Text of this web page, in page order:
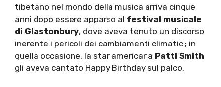
tibetano nel mondo della musica arriva cinque
anni dopo essere apparso al festival musicale
di Glastonbury, dove aveva tenuto un discorso
inerente i pericoli dei cambiamenti climatici; in
quella occasione, la star americana Patti Smith
gli aveva cantato Happy Birthday sul palco.